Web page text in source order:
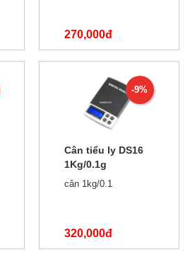
270,000đ
370,000đ
-9%
Cân tiểu ly DS16
1Kg/0.1g
cân 1kg/0.1
320,000đ
350,000đ